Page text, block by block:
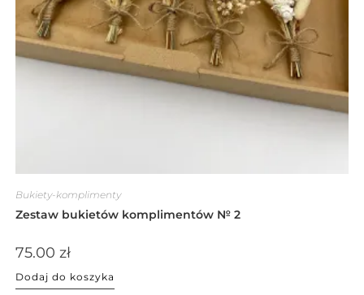
Bukiety-komplimenty
Zestaw bukietów komplimentów № 2
75.00 zł
Dodaj do koszyka